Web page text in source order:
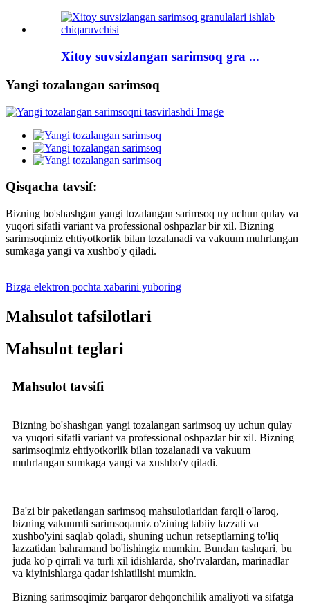
Xitoy suvsizlangan sarimsoq gra ...
Yangi tozalangan sarimsoq
Qisqacha tavsif:
Bizning bo'shashgan yangi tozalangan sarimsoq uy uchun qulay va
yuqori sifatli variant va professional oshpazlar bir xil. Bizning
sarimsoqimiz ehtiyotkorlik bilan tozalanadi va vakuum muhrlangan
sumkaga yangi va xushbo'y qiladi.
Bizga elektron pochta xabarini yuboring
Mahsulot tafsilotlari
Mahsulot teglari
Mahsulot tavsifi
Bizning bo'shashgan yangi tozalangan sarimsoq uy uchun qulay
va yuqori sifatli variant va professional oshpazlar bir xil. Bizning
sarimsoqimiz ehtiyotkorlik bilan tozalanadi va vakuum
muhrlangan sumkaga yangi va xushbo'y qiladi.
Ba'zi bir paketlangan sarimsoq mahsulotlaridan farqli o'laroq,
bizning vakuumli sarimsoqamiz o'zining tabiiy lazzati va
xushbo'yini saqlab qoladi, shuning uchun retseptlarning to'liq
lazzatidan bahramand bo'lishingiz mumkin. Bundan tashqari, bu
juda ko'p qirrali va turli xil idishlarda, sho'rvalardan, marinadlar
va kiyinishlarga qadar ishlatilishi mumkin.
Bizning sarimsoqimiz barqaror dehqonchilik amaliyoti va sifatga